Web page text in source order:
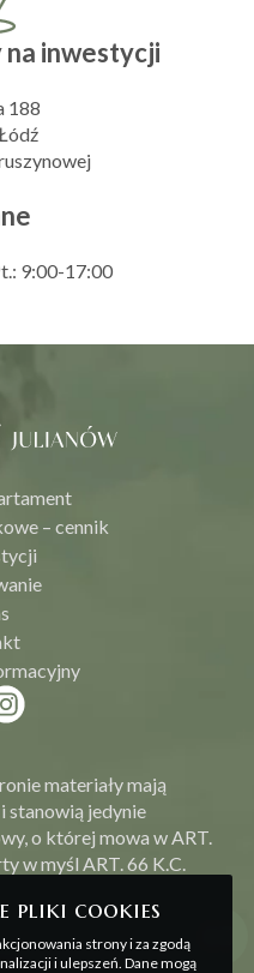
na inwestycji
188
9:00-17:00
– cennik
materiały mają
stanowią jedynie
o której mowa w ART.
w myśl ART. 66 K.C.
pliki cookies
strony i za zgodą
i ulepszeń. Dane mogą